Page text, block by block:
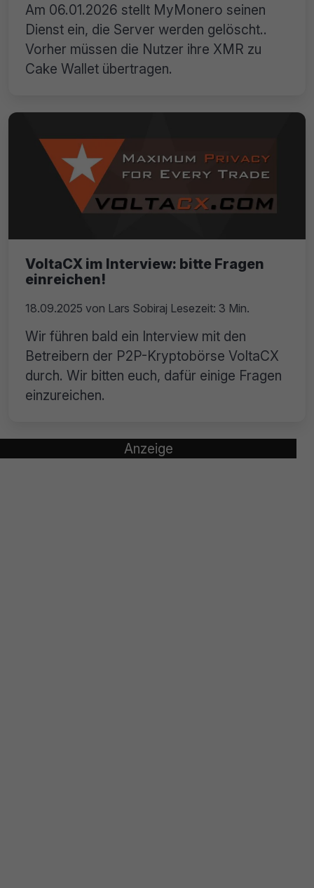
Am 06.01.2026 stellt MyMonero seinen
Dienst ein, die Server werden gelöscht..
Vorher müssen die Nutzer ihre XMR zu
Cake Wallet übertragen.
VoltaCX im Interview: bitte Fragen
einreichen!
18.09.2025 von Lars Sobiraj Lesezeit: 3 Min.
Wir führen bald ein Interview mit den
Betreibern der P2P-Kryptobörse VoltaCX
durch. Wir bitten euch, dafür einige Fragen
einzureichen.